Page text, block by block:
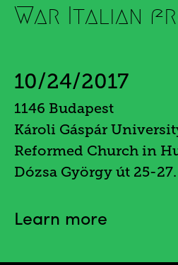
War Italian
10/24/2017
1146 Budapest
Károli Gáspár
Reformed Church in
Dózsa György út 25-
Learn more